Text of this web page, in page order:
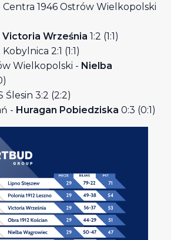
1946 Ostrów Wielkopolski
Victoria Września 1:2 (1:1)
2:1 (1:1)
Wielkopolski - Nielba
Ślesin 3:2 (2:2)
- Huragan Pobiedziska 0:3 (0:1)